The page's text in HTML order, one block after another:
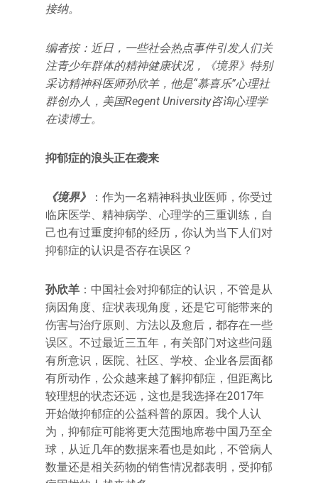
接纳。
编者按：近日，一些社会热点事件引发人们关
注青少年群体的精神健康状况，《境界》特别
采访精神科医师孙欣羊，他是“慕喜乐”心理社
群创办人，美国Regent University咨询心理学
在读博士。
抑郁症的浪头正在袭来
《境界》
：作为一名精神科执业医师，你受过
临床医学、精神病学、心理学的三重训练，自
己也有过重度抑郁的经历，你认为当下人们对
抑郁症的认识是否存在误区？
孙欣羊 ：中国社会对抑郁症的认识，不管是从
病因角度、症状表现角度，还是它可能带来的
伤害与治疗原则、方法以及愈后，都存在一些
误区。不过最近三五年，有关部门对这些问题
有所意识，医院、社区、学校、企业各层面都
有所动作，公众越来越了解抑郁症，但距离比
较理想的状态还远，这也是我选择在2017年
开始做抑郁症的公益科普的原因。我个人认
为，抑郁症可能将更大范围地席卷中国乃至全
球，从近几年的数据来看也是如此，不管病人
数量还是相关药物的销售情况都表明，受抑郁